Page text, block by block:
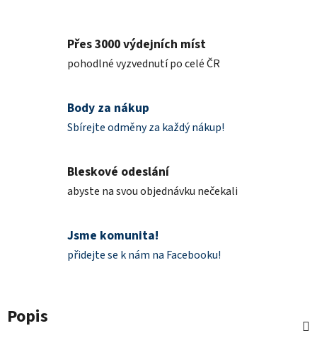
Přes 3000 výdejních míst
pohodlné vyzvednutí po celé ČR
Body za nákup
Sbírejte odměny za každý nákup!
Bleskové odeslání
abyste na svou objednávku nečekali
Jsme komunita!
přidejte se k nám na Facebooku!
Popis